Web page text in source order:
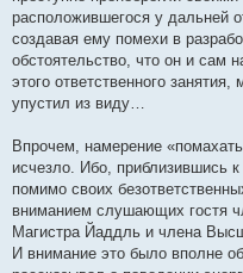
расположившегося у дальней
создавая ему помехи в
обстоятельство, что он и сам
этого ответственного
упустил из виду…
Впрочем, намерение
исчезло. Ибо, приблизившись
помимо своих
вниманием слушающих гостя
Магистра Йаддль и члена
И внимание это было вполне